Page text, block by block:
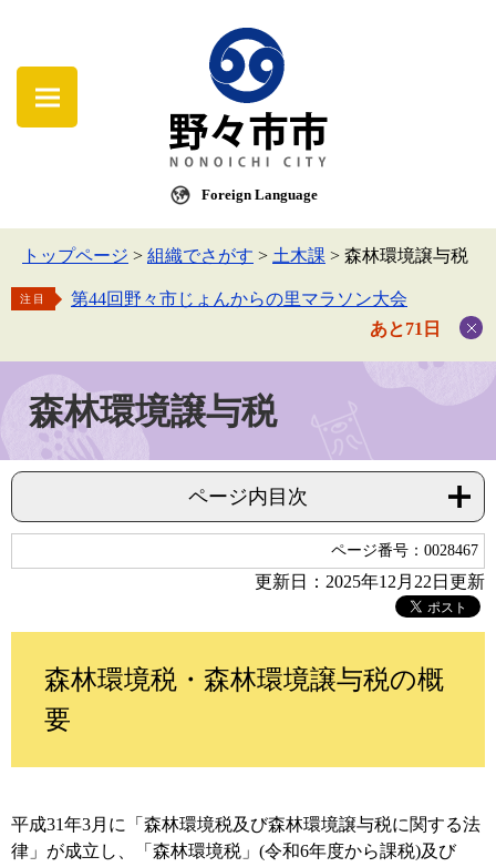
Foreign Language
トップページ > 組織でさがす > 土木課 > 森林環境譲与税
注目
第44回野々市じょんからの里マラソン大会
あと71日
森林環境譲与税
ページ内目次
ページ番号：0028467
更新日：2025年12月22日更新
森林環境税・森林環境譲与税の概
要
平成31年3月に「森林環境税及び森林環境譲与税に関する法
律」が成立し、「森林環境税」(令和6年度から課税)及び